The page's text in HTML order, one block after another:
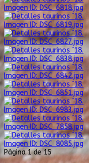
Imagen ID: DSC_6818.jpg
Imagen ID: DSC_6819.jpg
Imagen ID: DSC_6827.jpg
Imagen ID: DSC_6838.jpg
Imagen ID: DSC_6842.jpg
Imagen ID: DSC_6851.jpg
Imagen ID: DSC_6983.jpg
Imagen ID: DSC_7858.jpg
Imagen ID: DSC_8085.jpg
Página 1 de 15